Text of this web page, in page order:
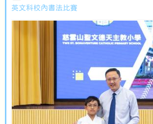
英文科校內書法比賽